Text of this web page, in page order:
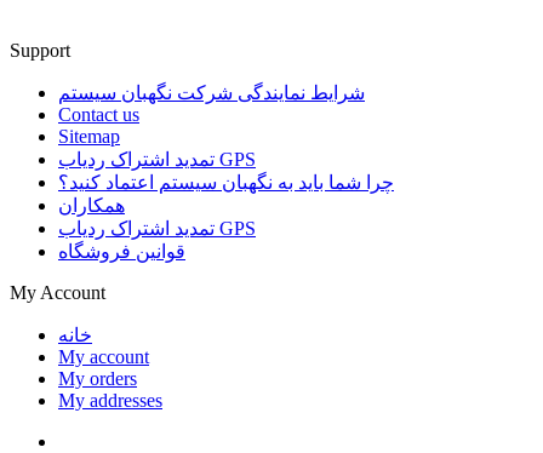
Support
شرایط نمایندگی شرکت نگهبان سیستم
Contact us
Sitemap
تمدید اشتراک ردیاب GPS
چرا شما باید به نگهبان سیستم اعتماد کنید؟
همکاران
تمدید اشتراک ردیاب GPS
قوانین فروشگاه
My Account
خانه
My account
My orders
My addresses